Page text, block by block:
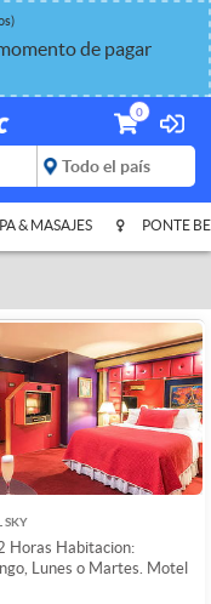
de pagar
0
& MASAJES PONTE
SKY
Horas Habitacion:
Lunes o Martes. Motel